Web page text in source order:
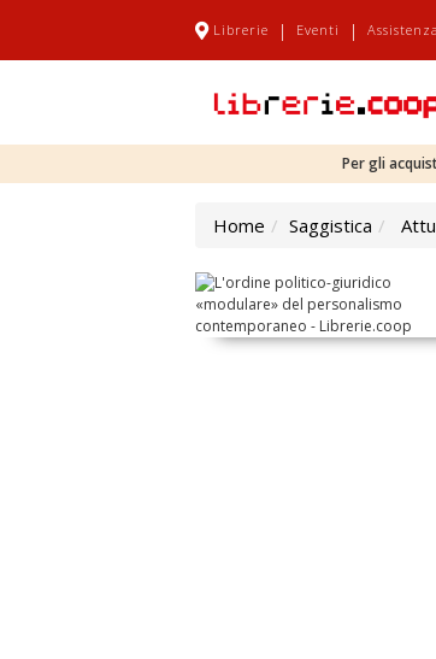
Librerie | Eventi | Assistenza
Per gli
Home Saggistica